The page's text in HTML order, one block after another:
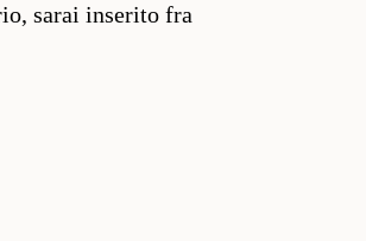
sarai inserito fra